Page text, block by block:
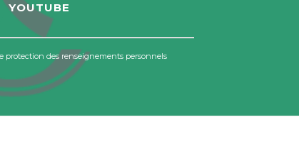
YOUTUBE
protection des renseignements personnels